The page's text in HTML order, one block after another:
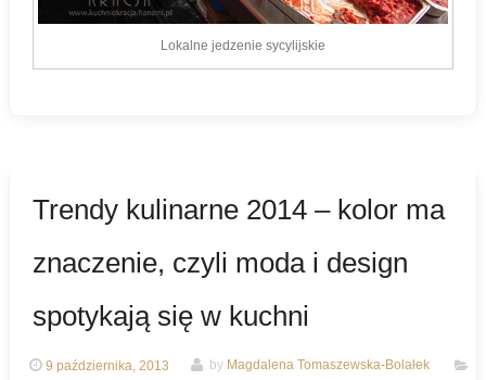
Lokalne jedzenie sycylijskie
Trendy kulinarne 2014 – kolor ma
znaczenie, czyli moda i design
spotykają się w kuchni
9 października, 2013 by Magdalena Tomaszewska-Bolałek